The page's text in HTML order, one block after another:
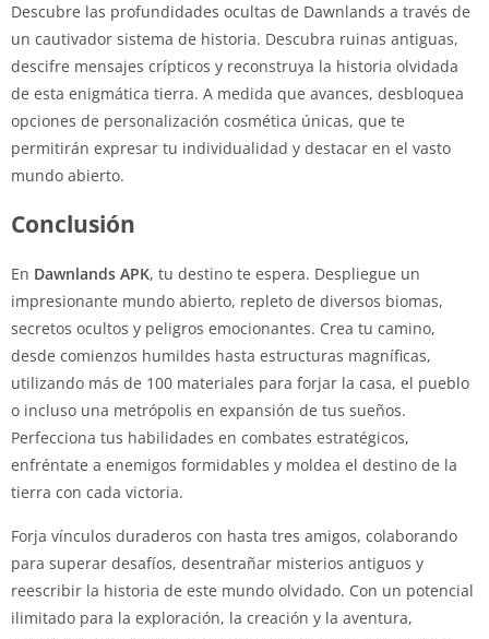
Descubre las profundidades ocultas de Dawnlands a través de
un cautivador sistema de historia. Descubra ruinas antiguas,
descifre mensajes crípticos y reconstruya la historia olvidada
de esta enigmática tierra. A medida que avances, desbloquea
opciones de personalización cosmética únicas, que te
permitirán expresar tu individualidad y destacar en el vasto
mundo abierto.
Conclusión
En Dawnlands APK, tu destino te espera. Despliegue un
impresionante mundo abierto, repleto de diversos biomas,
secretos ocultos y peligros emocionantes. Crea tu camino,
desde comienzos humildes hasta estructuras magníficas,
utilizando más de 100 materiales para forjar la casa, el pueblo
o incluso una metrópolis en expansión de tus sueños.
Perfecciona tus habilidades en combates estratégicos,
enfréntate a enemigos formidables y moldea el destino de la
tierra con cada victoria.
Forja vínculos duraderos con hasta tres amigos, colaborando
para superar desafíos, desentrañar misterios antiguos y
reescribir la historia de este mundo olvidado. Con un potencial
ilimitado para la exploración, la creación y la aventura,